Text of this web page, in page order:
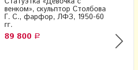
венком», скульптор Столбова
Г. С., фарфор, ЛФЗ, 1950-60
гг.
89 800 Р